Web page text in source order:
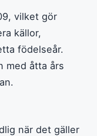
vilket gör
källor,
födelseår.
med åtta års
när det gäller